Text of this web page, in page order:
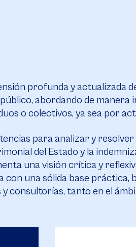
profunda y actualizada
abordando de
o colectivos, ya sea por
para analizar y
del Estado y la
una visión crítica y
con una sólida base
consultorías, tanto en el